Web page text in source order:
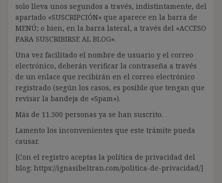
solo lleva unos segundos a través, indistintamente, del
apartado «SUSCRIPCIÓN» que aparece en la barra de
MENÚ; o bien, en la barra lateral, a través del «ACCESO
PARA SUSCRIBIRSE AL BLOG».
Una vez facilitado el nombre de usuario y el correo
electrónico, deberán verificar la contraseña a través
de un enlace que recibirán en el correo electrónico
registrado (según los casos, es posible que tengan que
revisar la bandeja de «Spam»).
Más de 11.500 personas ya se han suscrito.
Lamento los inconvenientes que este trámite pueda
causar.
[Con el registro aceptas la política de privacidad del
blog: https://ignasibeltran.com/politica-de-privacidad/]